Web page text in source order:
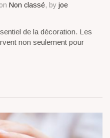
on Non classé, by joe
de la décoration. Les
non seulement pour